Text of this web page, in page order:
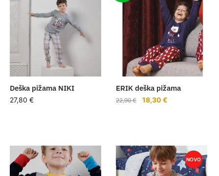
Deška pižama NIKI
27,80 €
ERIK deška pižama
22,90€
Izvirna
18,30€
NOVO